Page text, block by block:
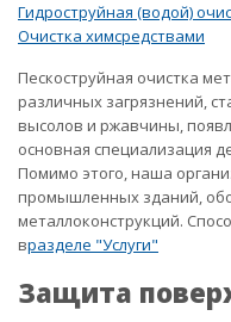
Гидроструйная (водой)
Очистка химсредствами
Пескоструйная очистка
различных загрязнений,
высолов и ржавчины,
основная специализация
Помимо этого, наша
промышленных зданий,
металлоконструкций.
вразделе "Услуги"
Защита